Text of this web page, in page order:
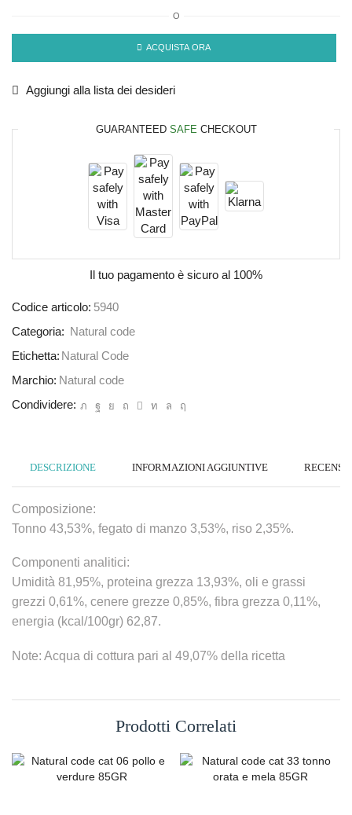
O
ACQUISTA ORA
Aggiungi alla lista dei desideri
GUARANTEED SAFE CHECKOUT
Il tuo pagamento è sicuro al 100%
Codice articolo: 5940
Categoria:
Natural code
Etichetta: Natural Code
Marchio: Natural code
Condividere:
DESCRIZIONE INFORMAZIONI AGGIUNTIVE
Composizione:
Tonno 43,53%, fegato di manzo 3,53%, riso 2,35%.
Componenti analitici:
Umidità 81,95%, proteina grezza 13,93%, oli e grassi
grezzi 0,61%, cenere grezze 0,85%, fibra grezza 0,11%,
energia (kcal/100gr) 62,87.
Note: Acqua di cottura pari al 49,07% della ricetta
Prodotti Correlati